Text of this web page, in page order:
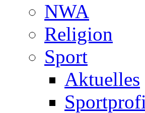
NWA
Religion
Sport
Aktuelles